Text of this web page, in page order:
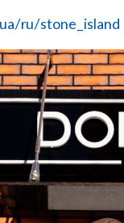
ru/stone_island